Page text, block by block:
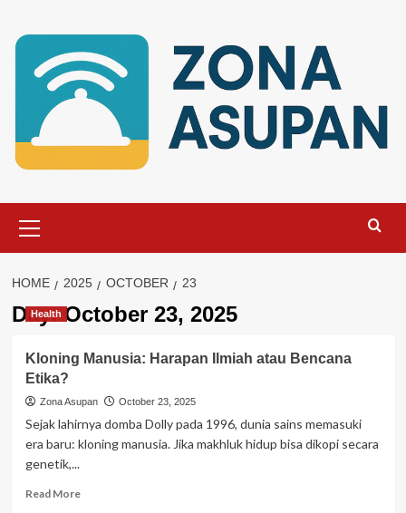
Menu
HOME 2025 OCTOBER 23
Day:October 23, 2025
Health
Kloning Manusia: Harapan Ilmiah atau Bencana
Etika?
Zona Asupan October 23, 2025
Sejak lahirnya domba Dolly pada 1996, dunia sains memasuki
era baru: kloning manusia. Jika makhluk hidup bisa dikopi secara
genetik,...
Read MoreRead